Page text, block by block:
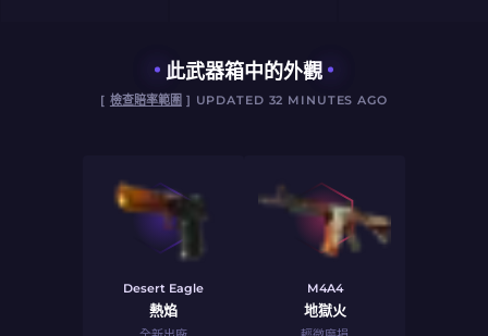
此武器箱中的外觀
[ 檢查賠率範圍 ] UPDATED 32 MINUTES AGO
Desert Eagle
熱焰
M4A4
地獄火